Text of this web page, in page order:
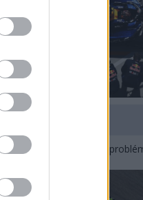
Nem tud úrrá lenni a